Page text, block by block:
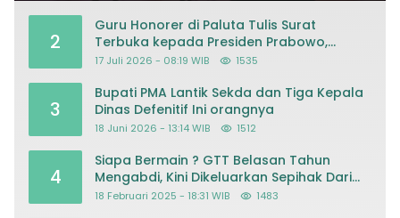
2
Guru Honorer di Paluta Tulis Surat
Terbuka kepada Presiden Prabowo,
Mohon Keadilan atas Dugaan
17 Juli 2026 - 08:19 WIB 1535
3
Bupati PMA Lantik Sekda dan Tiga Kepala
Dinas Defenitif Ini orangnya
18 Juni 2026 - 13:14 WIB 1512
4
Siapa Bermain ? GTT Belasan Tahun
Mengabdi, Kini Dikeluarkan Sepihak Dari
Dapodik
18 Februari 2025 - 18:31 WIB 1483